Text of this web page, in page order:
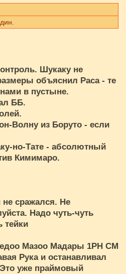
Шукаку не
объяснил Раса - те
в пустыне.
ББ.
Волну из Боруто - если
но-Тате - абсолютный
Кимимаро.
сражался. Не
Надо чуть-чуть
тейки
Мазоо Мадары 1РН СМ
Рука и останавливал
Это уже праймовый